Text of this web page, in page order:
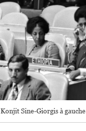
Konjit Sine-Giorgis à gauche